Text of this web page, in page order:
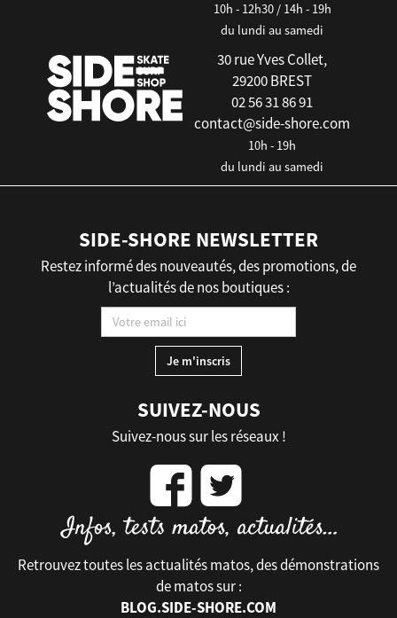
10h - 12h30 / 14h - 19h
du lundi au samedi
30 rue Yves Collet,
29200 BREST
02 56 31 86 91
contact@side-shore.com
10h - 19h
du lundi au samedi
SIDE-SHORE NEWSLETTER
Restez informé des nouveautés, des promotions, de
l’actualités de nos boutiques :
SUIVEZ-NOUS
Suivez-nous sur les réseaux !
Retrouvez toutes les actualités matos, des démonstrations
de matos sur :
BLOG.SIDE-SHORE.COM